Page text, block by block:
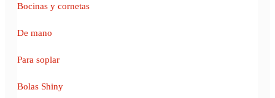
Bocinas y cornetas
De mano
Para soplar
Bolas Shiny